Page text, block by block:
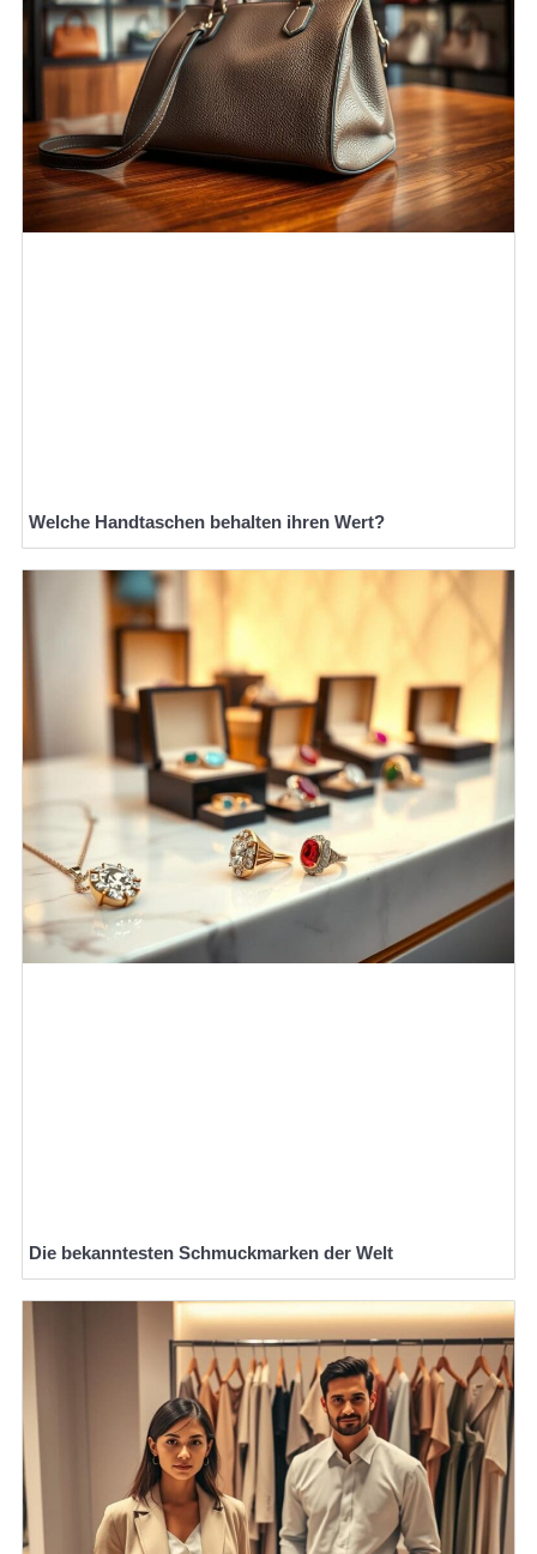
Welche Handtaschen behalten ihren Wert?
Die bekanntesten Schmuckmarken der Welt